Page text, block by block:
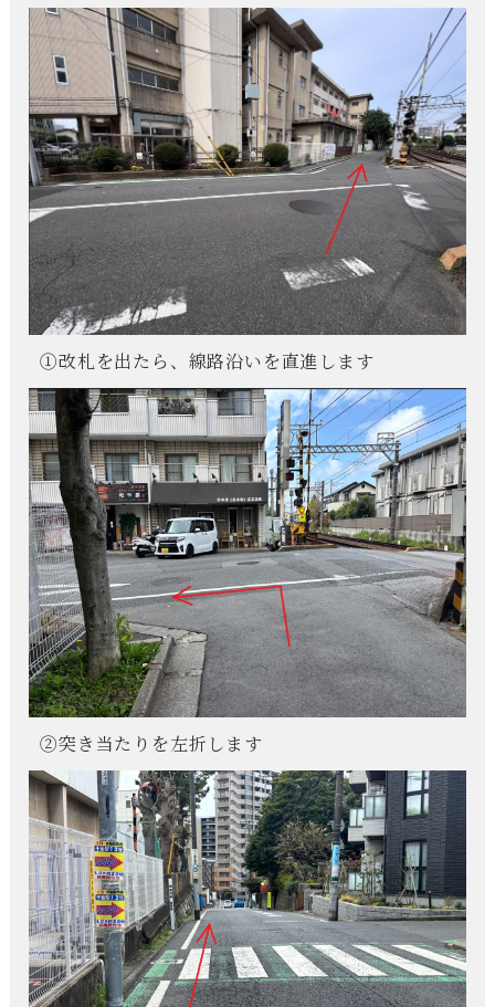
①改札を出たら、線路沿いを直進します
②突き当たりを左折します